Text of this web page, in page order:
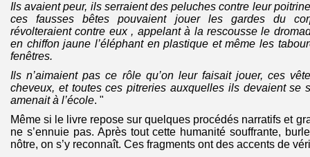
Ils avaient peur, ils serraient des peluches contre leur
ces fausses bêtes pouvaient jouer les gardes du
révolteraient contre eux , appelant à la rescousse le
en chiffon jaune l’éléphant en plastique et même les
fenêtres.
Ils n’aimaient pas ce rôle qu’on leur faisait jouer, ces
cheveux, et toutes ces pitreries auxquelles ils devaient se
amenait à l’école. "
Même si le livre repose sur quelques procédés narratifs et
ne s’ennuie pas. Après tout cette humanité souffrante,
nôtre, on s’y reconnaît. Ces fragments ont des accents de